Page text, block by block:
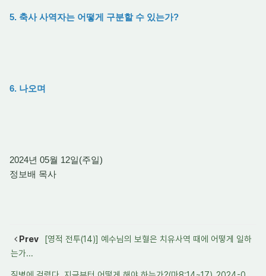
5. 축사 사역자는 어떻게 구분할 수 있는가?
6. 나오며
2024년 05월 12일(주일)
정보배 목사
Prev
[영적 전투(14)] 예수님의 보혈은 치유사역 때에 어떻게 일하
는가...